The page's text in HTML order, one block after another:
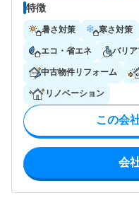
特徴
暑さ対策 寒さ対策
エコ・省エネ バリ
中古物件リフォーム
リノベーション
この会
会